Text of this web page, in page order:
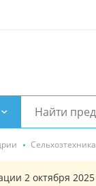
Сельхозтехника
2 октября 2025